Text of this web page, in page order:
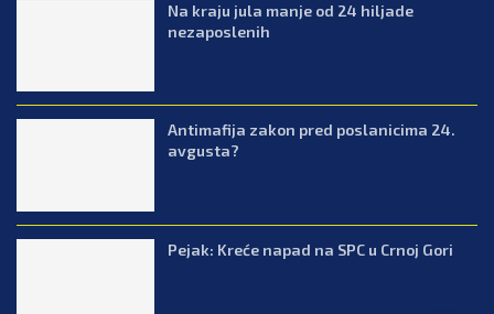
Na kraju jula manje od 24 hiljade
nezaposlenih
Antimafija zakon pred poslanicima 24.
avgusta?
Pejak: Kreće napad na SPC u Crnoj Gori